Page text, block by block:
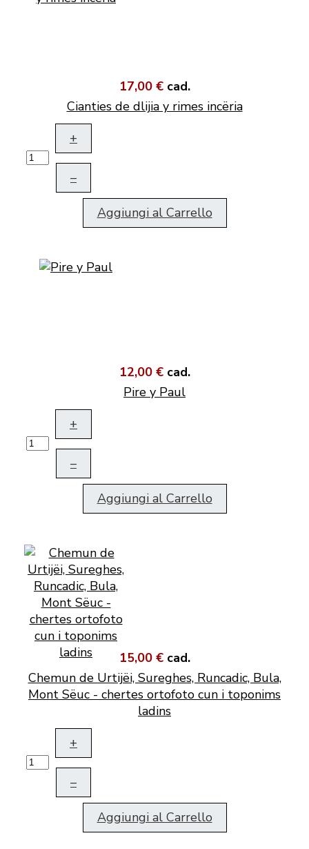
17,00 € cad.
Cianties de dlijia y rimes incëria
+
–
Aggiungi al Carrello
12,00 € cad.
Pire y Paul
+
–
Aggiungi al Carrello
15,00 € cad.
Chemun de Urtijëi, Sureghes, Runcadic, Bula,
Mont Sëuc - chertes ortofoto cun i toponims
ladins
+
–
Aggiungi al Carrello